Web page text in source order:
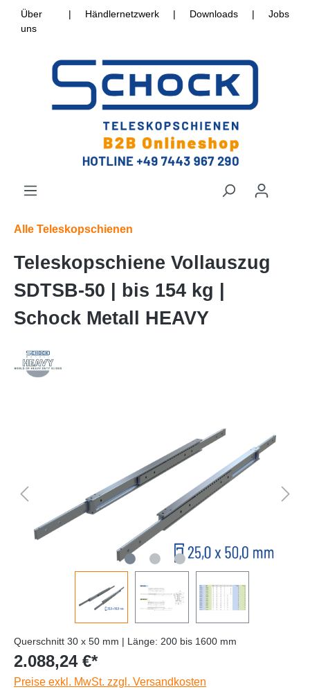
Über
uns
| Händlernetzwerk | Downloads | Jobs
Alle Teleskopschienen
Teleskopschiene Vollauszug
SDTSB-50 | bis 154 kg |
Schock Metall HEAVY
Querschnitt 30 x 50 mm | Länge: 200 bis 1600 mm
2.088,24 €*
Preise exkl. MwSt. zzgl. Versandkosten